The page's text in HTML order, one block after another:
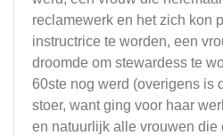
reclamewerk en het zich kon
instructrice te worden, een
droomde om stewardess te
60ste nog werd (overigens is
stoer, want ging voor haar
en natuurlijk alle vrouwen die